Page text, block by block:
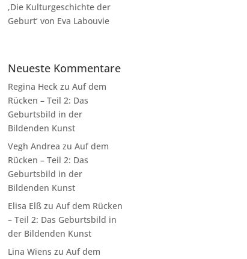
‚Die Kulturgeschichte der
Geburt‘ von Eva Labouvie
Neueste Kommentare
Regina Heckzu Auf dem
Rücken – Teil 2: Das
Geburtsbild in der
Bildenden Kunst
Vegh Andrea zu Auf dem
Rücken – Teil 2: Das
Geburtsbild in der
Bildenden Kunst
Elisa Elßzu Auf dem Rücken
– Teil 2: Das Geburtsbild in
der Bildenden Kunst
Lina Wiens zu Auf dem